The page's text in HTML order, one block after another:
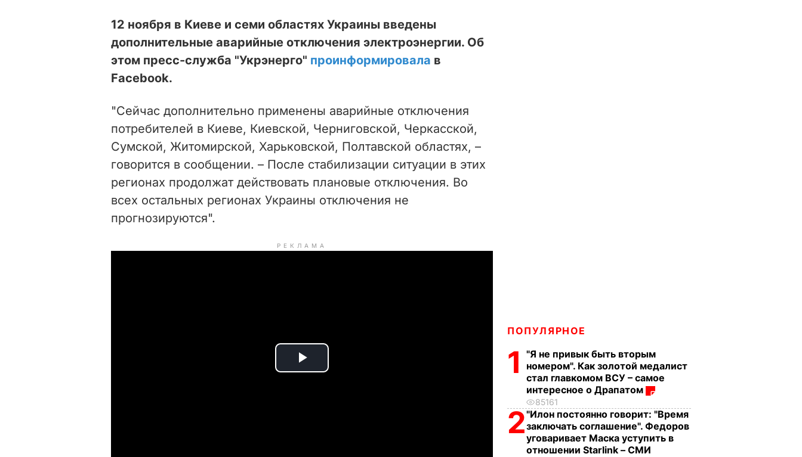
12 ноября в Киеве и семи областях Украины введены
дополнительные аварийные отключения электроэнергии. Об
этом пресс-служба "Укрэнерго" проинформировала в
Facebook.
"Сейчас дополнительно применены аварийные отключения
потребителей в Киеве, Киевской, Черниговской, Черкасской,
Сумской, Житомирской, Харьковской, Полтавской областях, –
говорится в сообщении. – После стабилизации ситуации в этих
регионах продолжат действовать плановые отключения. Во
всех остальных регионах Украины отключения не
прогнозируются".
РЕКЛАМА
P
ПОПУЛЯРНОЕ
1
"Я не привык быть вторым
номером". Как золотой медалист
стал главкомом ВСУ – самое
интересное о Драпатом
85161
2"Илон постоянно говорит: "Время
заключать соглашение". Федоров
уговаривает Маска уступить в
отношении Starlink – СМИ